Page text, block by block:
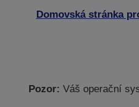
Domovská stránka
Pozor: Váš operační